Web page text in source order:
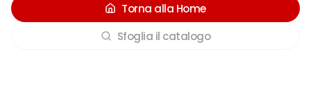
Torna alla Home
Sfoglia il catalogo